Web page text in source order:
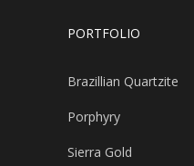
PORTFOLIO
Brazillian Quartzite
Porphyry
Sierra Gold